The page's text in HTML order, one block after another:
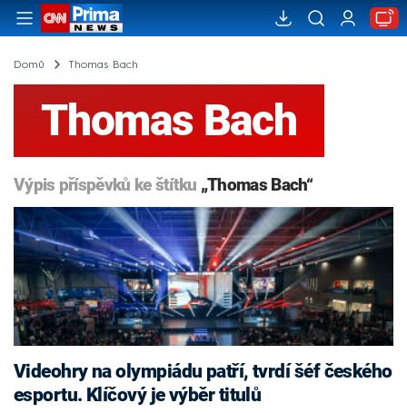
Domů Thomas Bach
Thomas Bach
Výpis příspěvků ke štítku „Thomas Bach“
Videohry na olympiádu patří, tvrdí šéf českého
esportu. Klíčový je výběr titulů